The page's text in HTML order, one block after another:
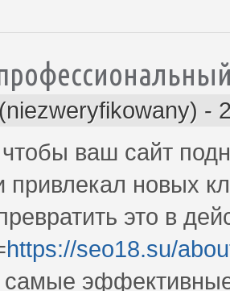
-
ваш сайт
привлекал новых
это в
https://seo18.su/
самые